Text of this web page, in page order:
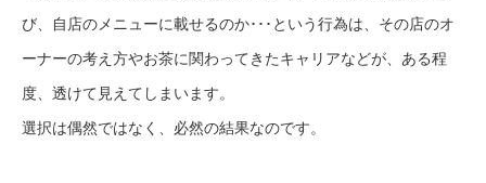
び、自店のメニューに載せるのか･･･という行為は、その店のオ
ーナーの考え方やお茶に関わってきたキャリアなどが、ある程
度、透けて見えてしまいます。
選択は偶然ではなく、必然の結果なのです。